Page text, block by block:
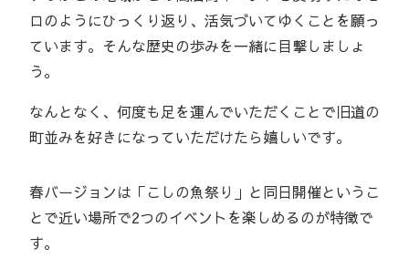
ロのようにひっくり返り、活気づいてゆくことを願っ
ています。そんな歴史の歩みを一緒に目撃しましょ
う。
なんとなく、何度も足を運んでいただくことで旧道の
町並みを好きになっていただけたら嬉しいです。
春バージョンは「こしの魚祭り」と同日開催というこ
とで近い場所で2つのイベントを楽しめるのが特徴で
す。